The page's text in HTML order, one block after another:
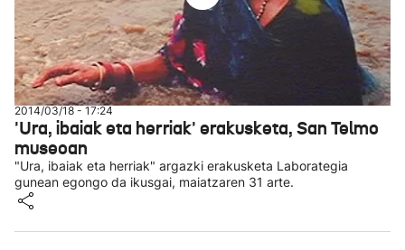
2014/03/18 - 17:24
'Ura, ibaiak eta herriak' erakusketa, San Telmo
museoan
"Ura, ibaiak eta herriak" argazki erakusketa Laborategia
gunean egongo da ikusgai, maiatzaren 31 arte.